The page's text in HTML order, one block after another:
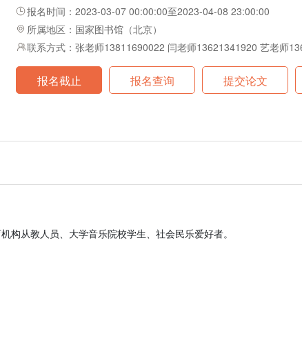
乐演奏、教学和理论研究等方面规范梳理并有所提高。
报名时间：2023-03-07 00:00:00至2023-04-08 23:00:00
所属地区：国家图书馆（北京）
联系方式：张老师13811690022 闫老师13621341920 艺老师
报名截止 报名查询 提交论文
构从教人员、大学音乐院校学生、社会民乐爱好者。